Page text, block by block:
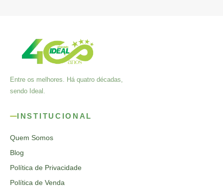
Entre os melhores. Há quatro décadas,
sendo Ideal.
INSTITUCIONAL
Quem Somos
Blog
Política de Privacidade
Política de Venda